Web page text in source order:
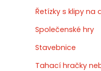
Řetízky s klipy na
Společenské hry
Stavebnice
Tahací hračky